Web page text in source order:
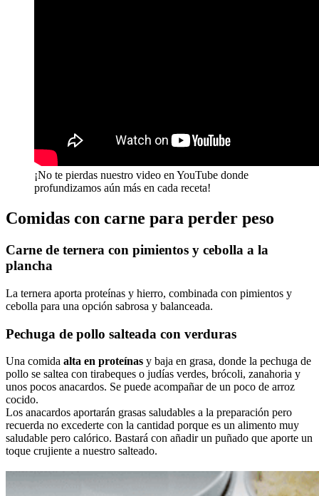
¡No te pierdas nuestro video en YouTube donde
profundizamos aún más en cada receta!
Comidas con carne para perder peso
Carne de ternera con pimientos y cebolla a la
plancha
La ternera aporta proteínas y hierro, combinada con pimientos y
cebolla para una opción sabrosa y balanceada.
Pechuga de pollo salteada con verduras
Una comida alta en proteínas y baja en grasa, donde la pechuga de
pollo se saltea con tirabeques o judías verdes, brócoli, zanahoria y
unos pocos anacardos. Se puede acompañar de un poco de arroz
cocido.
Los anacardos aportarán grasas saludables a la preparación pero
recuerda no excederte con la cantidad porque es un alimento muy
saludable pero calórico. Bastará con añadir un puñado que aporte un
toque crujiente a nuestro salteado.